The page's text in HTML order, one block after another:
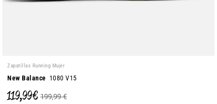
Zapatillas Running Mujer
New Balance 1080 V15
119,99 € 199,99 €